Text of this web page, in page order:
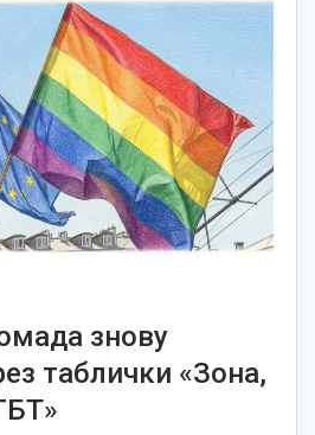
знову
таблички «Зона,